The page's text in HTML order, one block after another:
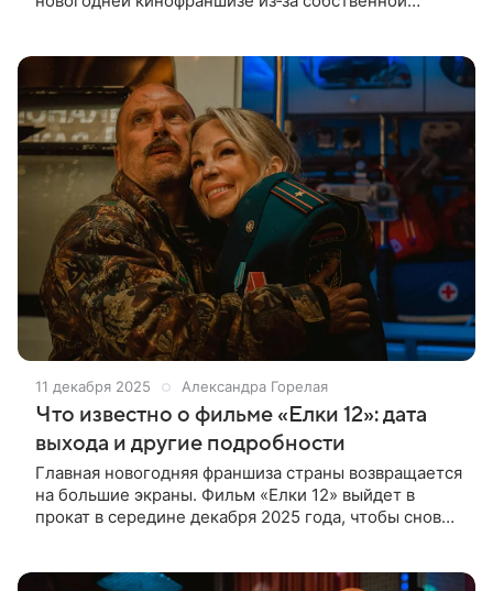
11 декабря 2025 Александра Горелая
Что известно о фильме «Елки 12»: дата
выхода и другие подробности
Главная новогодняя франшиза страны возвращается
на большие экраны. Фильм «Елки 12» выйдет в
прокат в середине декабря 2025 года, чтобы снова